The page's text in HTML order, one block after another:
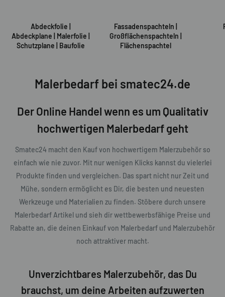
Abdeckfolie |
Abdeckplane | Malerfolie |
Schutzplane | Baufolie
Fassadenspachteln |
Großflächenspachteln |
Flächenspachtel
Malerbedarf bei smatec24.de
Der Online Handel wenn es um Qualitativ
hochwertigen Malerbedarf geht
Smatec24 macht den Kauf von hochwertigem Malerzubehör so
einfach wie nie zuvor. Mit nur wenigen Klicks kannst du vielerlei
Produkte finden und vergleichen. Das spart nicht nur Zeit und
Mühe, sondern ermöglicht es Dir, die besten und neuesten
Werkzeuge und Materialien zu finden. Stöbere durch unsere
Malerbedarf Artikel und sieh dir wettbewerbsfähige Preise und
Rabatte an, die deinen Einkauf von Malerbedarf und Malerzubehör
noch attraktiver macht.
Unverzichtbares Malerzubehör, das Du
brauchst, um deine Arbeiten aufzuwerten